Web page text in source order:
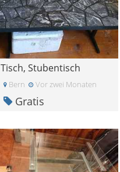
Tisch, Stubentisch
Bern Vor zwei Monaten
Gratis